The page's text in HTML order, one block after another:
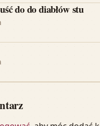
do do diabłów stu